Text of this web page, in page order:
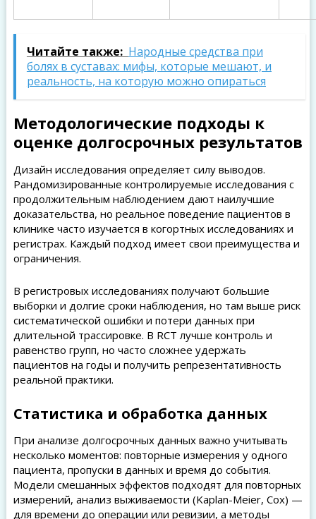
Читайте также: Народные средства при
болях в суставах: мифы, которые мешают, и
реальность, на которую можно опираться
Методологические подходы к
оценке долгосрочных результатов
Дизайн исследования определяет силу выводов.
Рандомизированные контролируемые исследования с
продолжительным наблюдением дают наилучшие
доказательства, но реальное поведение пациентов в
клинике часто изучается в когортных исследованиях и
регистрах. Каждый подход имеет свои преимущества и
ограничения.
В регистровых исследованиях получают большие
выборки и долгие сроки наблюдения, но там выше риск
систематической ошибки и потери данных при
длительной трассировке. В RCT лучше контроль и
равенство групп, но часто сложнее удержать
пациентов на годы и получить репрезентативность
реальной практики.
Статистика и обработка данных
При анализе долгосрочных данных важно учитывать
несколько моментов: повторные измерения у одного
пациента, пропуски в данных и время до события.
Модели смешанных эффектов подходят для повторных
измерений, анализ выживаемости (Kaplan-Meier, Cox) —
для времени до операции или ревизии, а методы